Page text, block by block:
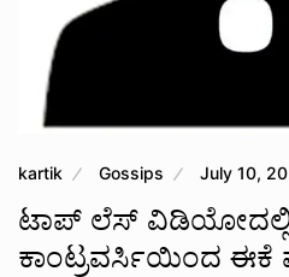
kartik Gossips July 10,
ಟಾಪ್ ಲೆಸ್ ವಿಡಿಯೋದಲ್ಲಿ
ಕಾಂಟ್ರವರ್ಸಿಯಿಂದ